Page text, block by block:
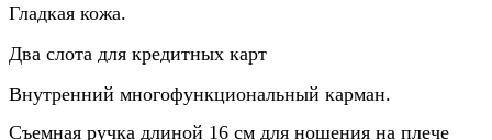
Гладкая кожа.
Два слота для кредитных карт
Внутренний многофункциональный карман.
Съемная ручка длиной 16 см для ношения на плече